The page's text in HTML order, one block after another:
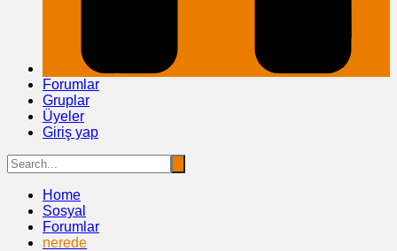
Forumlar
Gruplar
Üyeler
Giriş yap
Home
Sosyal
Forumlar
nerede